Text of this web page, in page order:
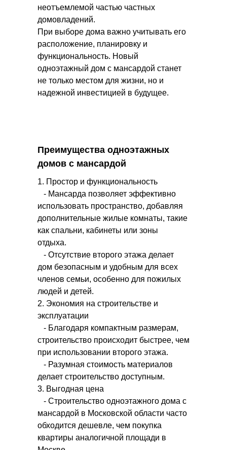
Преимущества одноэтажных
домов с мансардой
1. Простор и функциональность
- Мансарда позволяет эффективно
использовать пространство, добавляя
дополнительные жилые комнаты, такие
как спальни, кабинеты или зоны
отдыха.
- Отсутствие второго этажа делает
дом безопасным и удобным для всех
членов семьи, особенно для пожилых
людей и детей.
2. Экономия на строительстве и
эксплуатации
- Благодаря компактным размерам,
строительство происходит быстрее, чем
при использовании второго этажа.
- Разумная стоимость материалов
делает строительство доступным.
3. Выгодная цена
- Строительство одноэтажного дома с
мансардой в Московской области часто
обходится дешевле, чем покупка
квартиры аналогичной площади в
неотъемлемой частью частных
домовладений.
При выборе дома важно учитывать его
расположение, планировку и
функциональность. Новый
одноэтажный дом с мансардой станет
не только местом для жизни, но и
надежной инвестицией в будущее.